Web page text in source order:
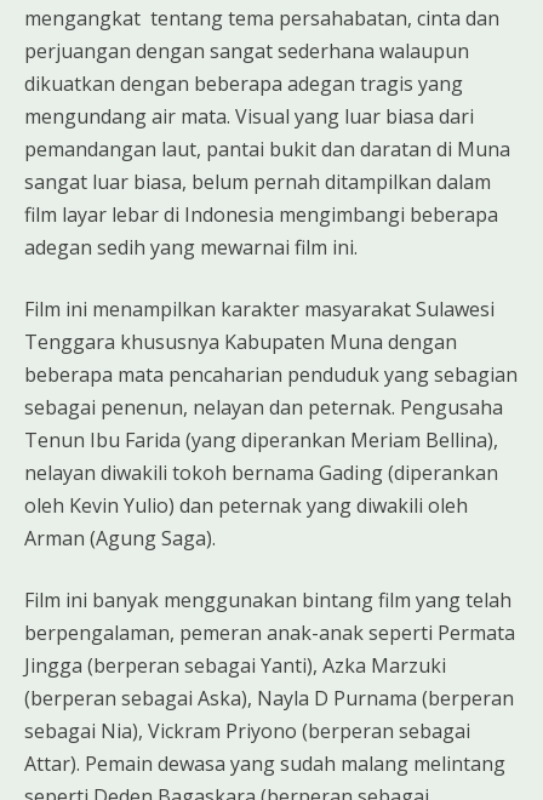
mengangkat tentang tema persahabatan, cinta dan
perjuangan dengan sangat sederhana walaupun
dikuatkan dengan beberapa adegan tragis yang
mengundang air mata. Visual yang luar biasa dari
pemandangan laut, pantai bukit dan daratan di Muna
sangat luar biasa, belum pernah ditampilkan dalam
film layar lebar di Indonesia mengimbangi beberapa
adegan sedih yang mewarnai film ini.
Film ini menampilkan karakter masyarakat Sulawesi
Tenggara khususnya Kabupaten Muna dengan
beberapa mata pencaharian penduduk yang sebagian
sebagai penenun, nelayan dan peternak. Pengusaha
Tenun Ibu Farida (yang diperankan Meriam Bellina),
nelayan diwakili tokoh bernama Gading (diperankan
oleh Kevin Yulio) dan peternak yang diwakili oleh
Arman (Agung Saga).
Film ini banyak menggunakan bintang film yang telah
berpengalaman, pemeran anak-anak seperti Permata
Jingga (berperan sebagai Yanti), Azka Marzuki
(berperan sebagai Aska), Nayla D Purnama (berperan
sebagai Nia), Vickram Priyono (berperan sebagai
Attar). Pemain dewasa yang sudah malang melintang